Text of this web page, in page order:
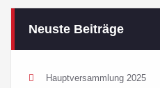
Neuste Beiträge
Hauptversammlung 2025